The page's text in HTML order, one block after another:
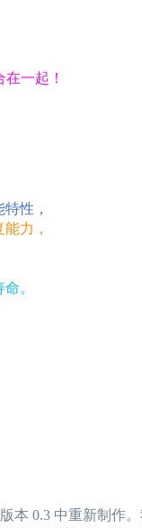
一起！
性，
力，
。
本 0.3 中重新制作